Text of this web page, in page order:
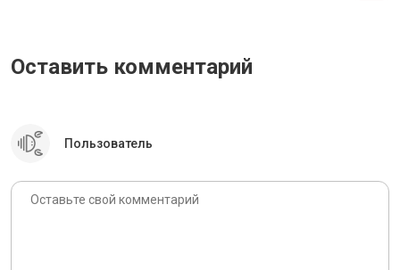
Оставить комментарий
Пользователь